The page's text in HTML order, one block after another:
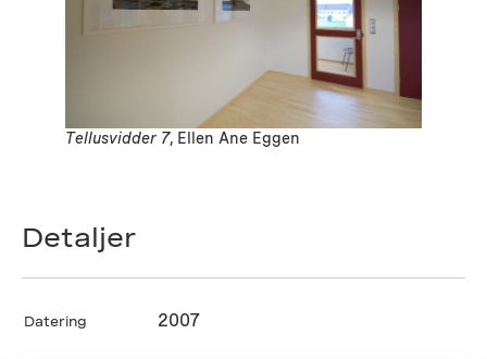
Tellusvidder 7, Ellen Ane Eggen
Detaljer
Datering 2007